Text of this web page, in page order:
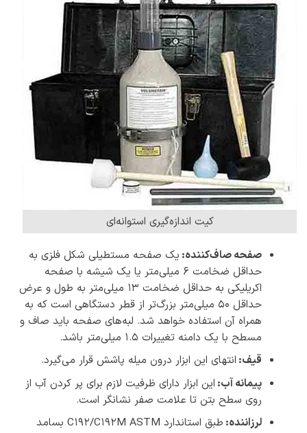
کیت اندازه‌گیری استوانه‌ای
صفحه صاف‌کننده: یک صفحه مستطیلی شکل فلزی به
حداقل ضخامت ۶ میلی‌متر یا یک شیشه با صفحه
اکریلیکی به حداقل ضخامت ۱۳ میلی‌متر به طول و عرض
حداقل ۵۰ میلی‌متر بزرگ‌تر از قطر دستگاهی است که به
همراه آن استفاده خواهد شد. لبه‌های صفحه باید صاف و
مسطح با یک دامنه تغییرات 1.5 میلی‌متر باشد.
قیف: انتهای این ابزار درون میله پاشش قرار می‌گیرد.
پیمانه آب: این ابزار دارای ظرفیت لازم برای پر کردن آب از
روی سطح بتن تا علامت صفر نشانگر است.
لرزاننده:
طبق استاندارد C192/C192M ASTM بسامد